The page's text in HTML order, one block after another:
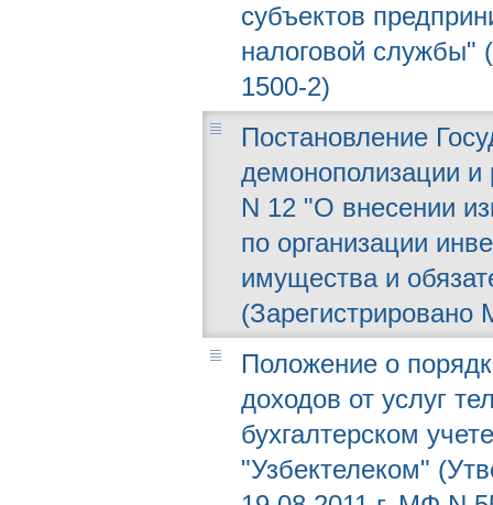
субъектов
налоговой службы"
1500-2)
Постановление
демонополизации и
N 12 "О внесении
по организации
имущества и
Положение о
доходов от услуг
бухгалтерском
"Узбектелеком"